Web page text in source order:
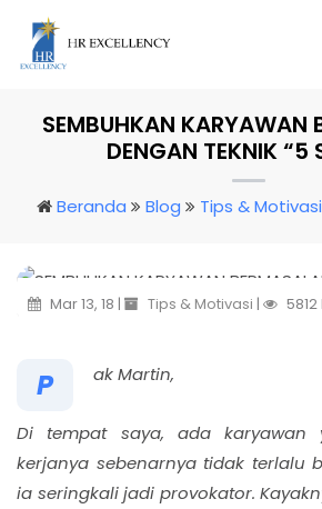
SEMBUHKAN KARYAWAN
DENGAN TEKNIK “5
Beranda Blog Tips & Motivasi
Mar 13, 18 | Tips & Motivasi |
P ak Martin,
Di tempat saya, ada
kerjanya sebenarnya tidak terlalu
ia seringkali jadi provokator.